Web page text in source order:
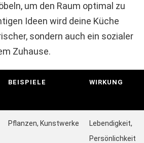
um den Raum optimal zu
Ideen wird deine Küche
sondern auch ein sozialer
Zuhause.
BEISPIELE WIRKUNG
Pflanzen, Kunstwerke
Lebendigkeit,
Persönlichkeit